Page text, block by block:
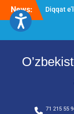
Skip
content
News:
Diqqat
imtihon
71 215 55